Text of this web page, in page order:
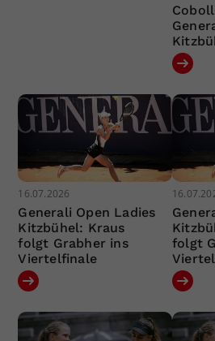
16.07.2026
Generali Open Ladies
Kitzbühel: Kraus
folgt Grabher ins
Viertelfinale
folgt